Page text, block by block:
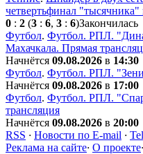
четвертьфинал "тысячника"
0 : 2 (3 : 6, 3 : 6)Закончилась
Футбол. Футбол. РПЛ.
Махачкала. Прямая
Начнётся 09.08.2026 в 14:30
Футбол. Футбол. РПЛ.
Начнётся 09.08.2026 в 17:00
Футбол. Футбол. РПЛ.
трансляция
Начнётся 09.08.2026 в 20:00
RSS · Новости по E-mail ·
Реклама на сайте· О проекте·